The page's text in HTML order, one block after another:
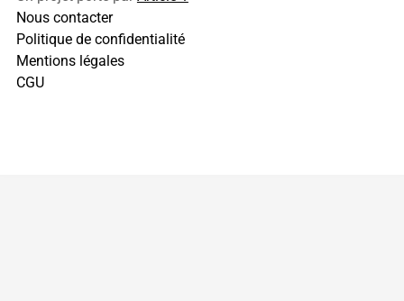
Nous contacter
Politique de confidentialité
Mentions légales
CGU